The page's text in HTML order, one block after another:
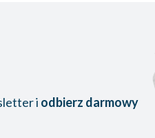
i odbierz darmowy